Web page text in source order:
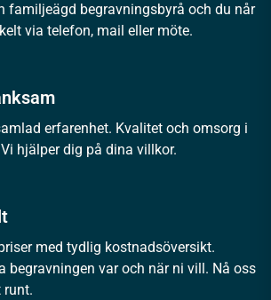
familjeägd begravningsbyrå och du når
via telefon, mail eller möte.
erfarenhet. Kvalitet och omsorg i
hjälper dig på dina villkor.
med tydlig kostnadsöversikt.
begravningen var och när ni vill. Nå oss
runt.